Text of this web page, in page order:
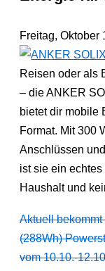
Freitag, Oktober
Reisen oder als
– die ANKER
bietet dir mobile
Format. Mit 300
Anschlüssen
ist sie ein
Haushalt und
Aktuell
(288Wh)
vom 10.10.-